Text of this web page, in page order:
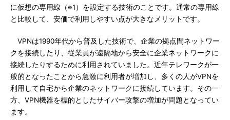
に仮想の専用線（※1）を設定する技術のことです。通常の専用線
と比較して、安価で利用しやすい点が大きなメリットです。
VPNは1990年代から普及した技術で、企業の拠点間ネットワー
クを接続したり、従業員が遠隔地から安全に企業ネットワークに
接続したりするために利用されていました。近年テレワークが一
般的となったことから急激に利用者が増加し、多くの人がVPNを
利用して自宅から企業のネットワークに接続しています。その一
方、VPN機器を標的としたサイバー攻撃の増加が問題となってい
ます。